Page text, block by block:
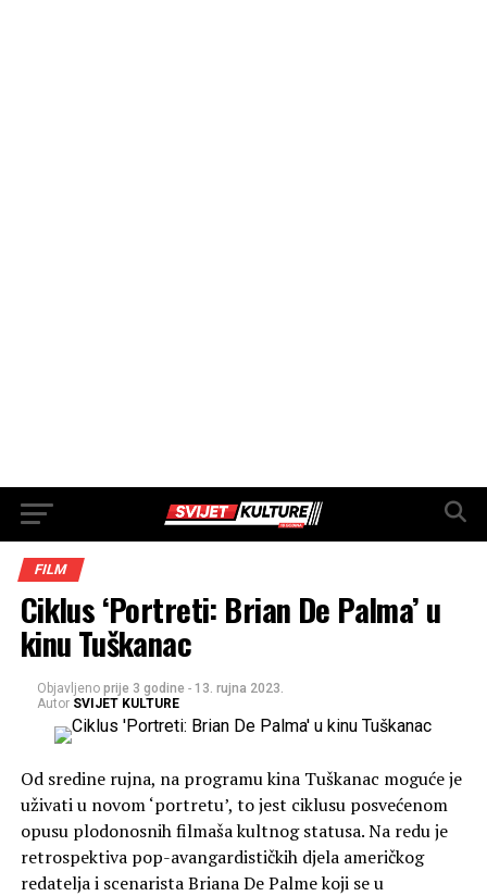
FILM
Ciklus ‘Portreti: Brian De Palma’ u
kinu Tuškanac
Objavljeno prije 3 godine - 13. rujna 2023.
Autor SVIJET KULTURE
Od sredine rujna, na programu kina Tuškanac moguće je
uživati u novom ‘portretu’, to jest ciklusu posvećenom
opusu plodonosnih filmaša kultnog statusa. Na redu je
retrospektiva pop-avangardističkih djela američkog
redatelja i scenarista Briana De Palme koji se u